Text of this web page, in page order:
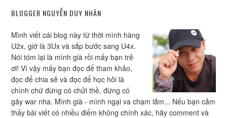
BLOGGER NGUYỄN DUY NHÂN
Mình viết cái blog này từ thời mình hàng
U2x, giờ là 3Ux và sắp bước sang U4x.
Nói tóm lại là mình già rồi mấy bạn trẻ
ơi! Vì vậy mấy bạn đọc để tham khảo,
đọc để chia sẻ và đọc để học hỏi là
chính chứ đừng có chửi thề, đừng có
gây war nha. Mình già - mình ngại va chạm lắm... Nếu bạn cảm
thấy bài viết có nhiều điểm không chính xác, hãy comment và